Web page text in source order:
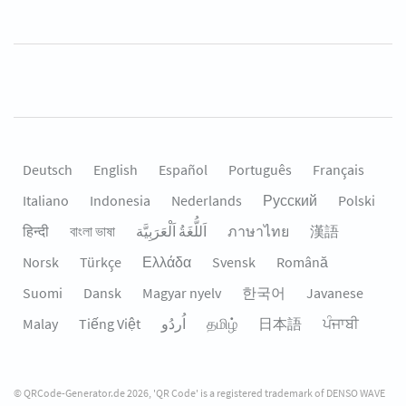
Deutsch English Español Português
Français
Italiano
Indonesia Nederlands Русский
Polski
हिन्दी
বাংলা ভাষা اَللُّغَةُ اَلْعَرَبِيَّة ภาษาไทย
漢語
Norsk
Türkçe Ελλάδα Svensk
Română
Suomi
Dansk Magyar nyelv 한국어
Javanese
Malay
Tiếng Việt தமிழ் 日本語 ਪੰਜਾਬੀ
© QRCode-Generator.de 2026, 'QR Code' is a registered trademark of DENSO WAVE